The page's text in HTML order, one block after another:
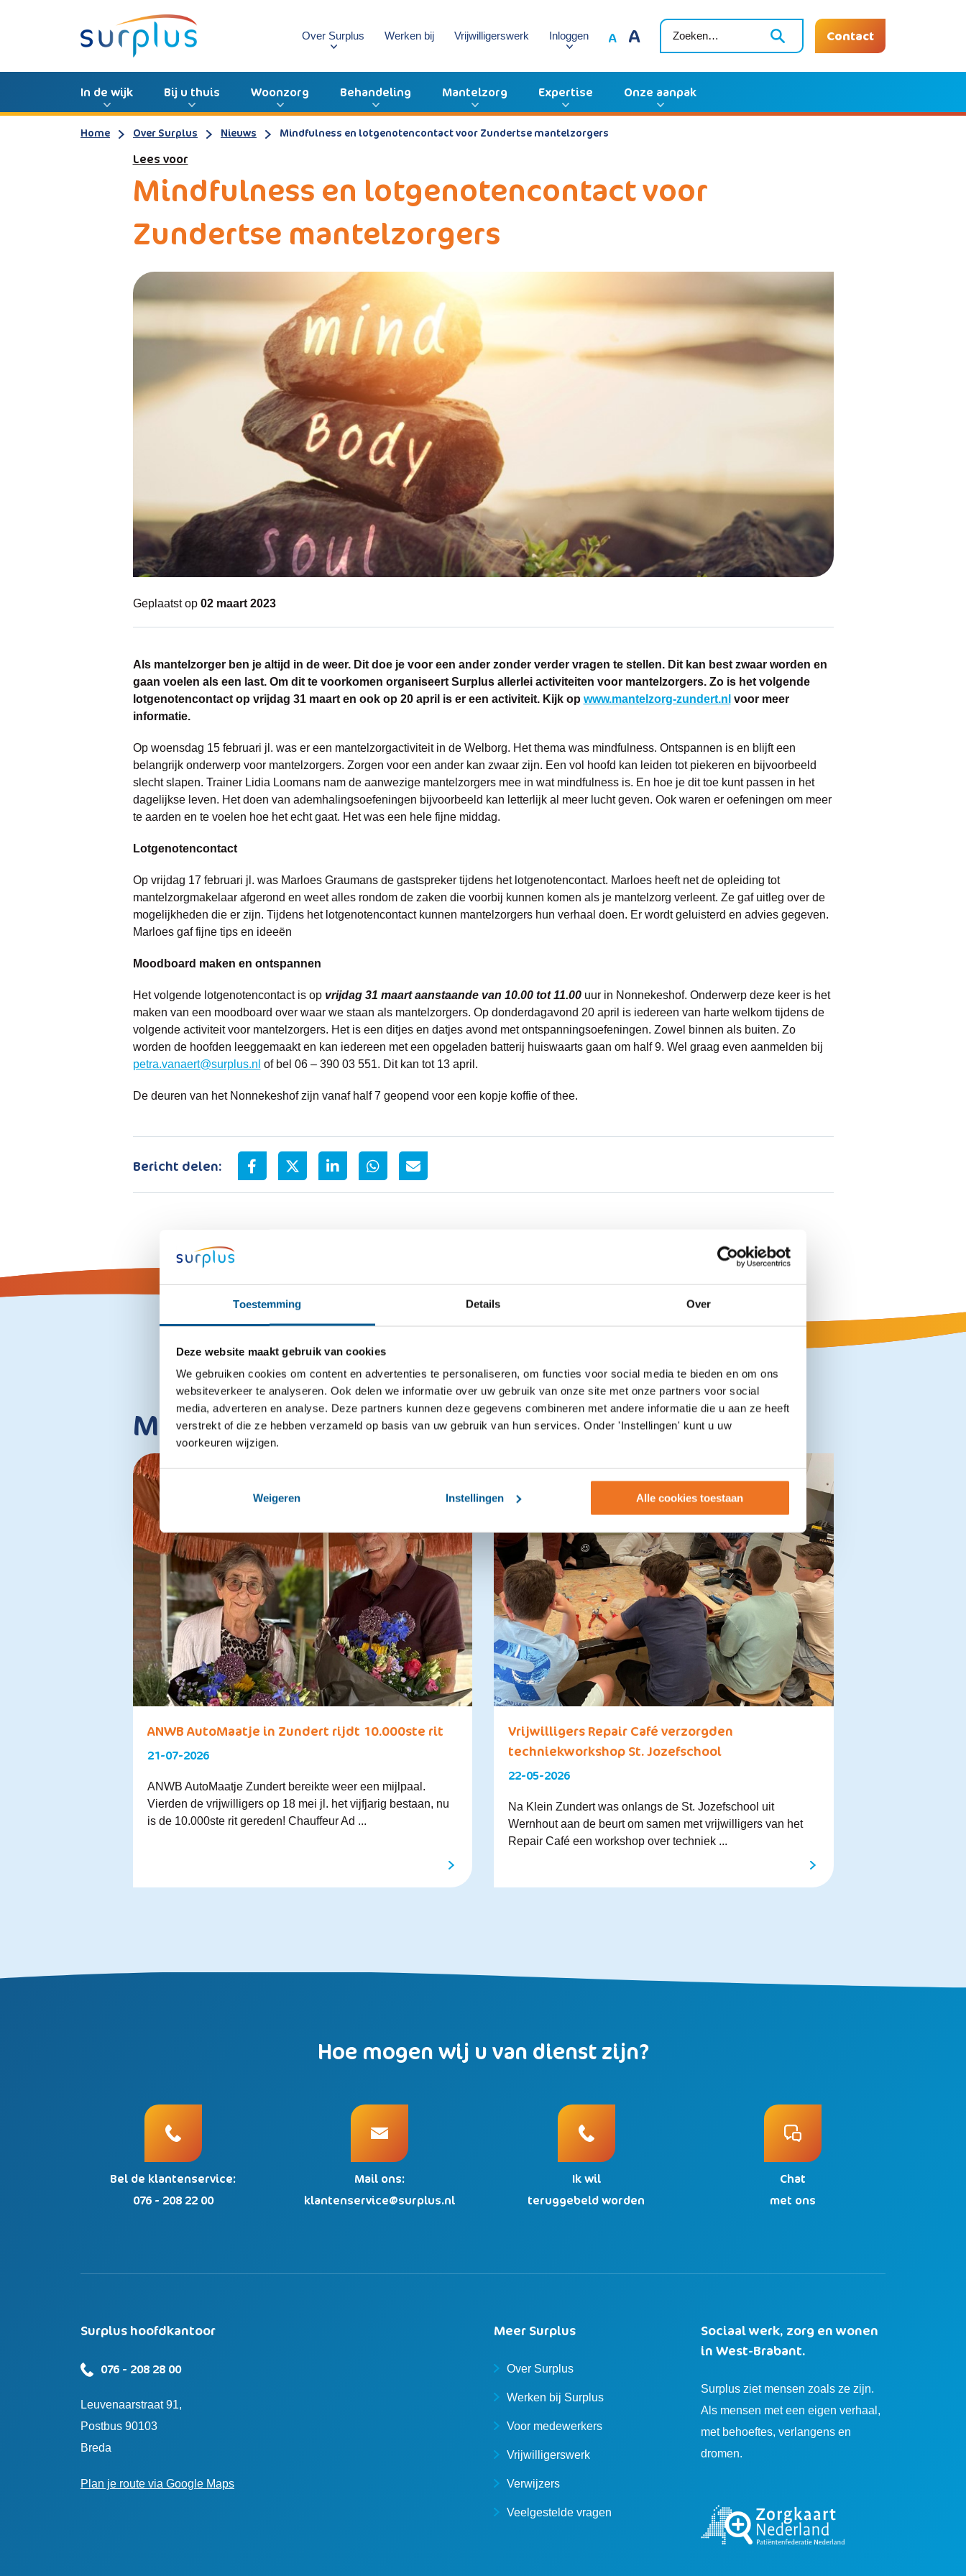
Toestemming Details Over
Deze website maakt gebruik van cookies
We gebruiken cookies om content en advertenties te personaliseren, om functies voor social media te bieden en om ons
websiteverkeer te analyseren. Ook delen we informatie over uw gebruik van onze site met onze partners voor social
media, adverteren en analyse. Deze partners kunnen deze gegevens combineren met andere informatie die u aan ze heeft
verstrekt of die ze hebben verzameld op basis van uw gebruik van hun services. Onder 'Instellingen' kunt u uw
voorkeuren wijzigen.
Weigeren Instellingen Alle cookies toestaan
Over Surplus Werken bij Vrijwilligerswerk Inloggen A A Contact
In de wijk Bij u thuis Woonzorg Behandeling Mantelzorg Expertise Onze aanpak
Home Over Surplus Nieuws Mindfulness en lotgenotencontact voor Zundertse mantelzorgers
Lees voor
Mindfulness en lotgenotencontact voor
Zundertse mantelzorgers
Geplaatst op 02 maart 2023
Als mantelzorger ben je altijd in de weer. Dit doe je voor een ander zonder verder vragen te stellen. Dit kan best zwaar worden en
gaan voelen als een last. Om dit te voorkomen organiseert Surplus allerlei activiteiten voor mantelzorgers. Zo is het volgende
lotgenotencontact op vrijdag 31 maart en ook op 20 april is er een activiteit. Kijk op www.mantelzorg-zundert.nl voor meer
informatie.
Op woensdag 15 februari jl. was er een mantelzorgactiviteit in de Welborg. Het thema was mindfulness. Ontspannen is en blijft een
belangrijk onderwerp voor mantelzorgers. Zorgen voor een ander kan zwaar zijn. Een vol hoofd kan leiden tot piekeren en bijvoorbeeld
slecht slapen. Trainer Lidia Loomans nam de aanwezige mantelzorgers mee in wat mindfulness is. En hoe je dit toe kunt passen in het
dagelijkse leven. Het doen van ademhalingsoefeningen bijvoorbeeld kan letterlijk al meer lucht geven. Ook waren er oefeningen om meer
te aarden en te voelen hoe het echt gaat. Het was een hele fijne middag.
Lotgenotencontact
Op vrijdag 17 februari jl. was Marloes Graumans de gastspreker tijdens het lotgenotencontact. Marloes heeft net de opleiding tot
mantelzorgmakelaar afgerond en weet alles rondom de zaken die voorbij kunnen komen als je mantelzorg verleent. Ze gaf uitleg over de
mogelijkheden die er zijn. Tijdens het lotgenotencontact kunnen mantelzorgers hun verhaal doen. Er wordt geluisterd en advies gegeven.
Marloes gaf fijne tips en ideeën
Moodboard maken en ontspannen
Het volgende lotgenotencontact is op vrijdag 31 maart aanstaande van 10.00 tot 11.00uur in Nonnekeshof. Onderwerp deze keer is het
maken van een moodboard over waar we staan als mantelzorgers. Op donderdagavond 20 april is iedereen van harte welkom tijdens de
volgende activiteit voor mantelzorgers. Het is een ditjes en datjes avond met ontspanningsoefeningen. Zowel binnen als buiten. Zo
worden de hoofden leeggemaakt en kan iedereen met een opgeladen batterij huiswaarts gaan om half 9. Wel graag even aanmelden bij
petra.vanaert@surplus.nl of bel 06 – 390 03 551. Dit kan tot 13 april.
De deuren van het Nonnekeshof zijn vanaf half 7 geopend voor een kopje koffie of thee.
Bericht delen:
Meer interessant nieuws
ANWB AutoMaatje in Zundert rijdt 10.000ste rit
21-07-2026
ANWB AutoMaatje Zundert bereikte weer een mijlpaal.
Vierden de vrijwilligers op 18 mei jl. het vijfjarig bestaan, nu
is de 10.000ste rit gereden! Chauffeur Ad ...
Vrijwilligers Repair Café verzorgden
techniekworkshop St. Jozefschool
22-05-2026
Na Klein Zundert was onlangs de St. Jozefschool uit
Wernhout aan de beurt om samen met vrijwilligers van het
Repair Café een workshop over techniek ...
Hoe mogen wij u van dienst zijn?
Bel de klantenservice:
076 - 208 22 00
Mail ons:
klantenservice@surplus.nl
Ik wil
teruggebeld worden
Chat
met ons
Surplus hoofdkantoor
076 - 208 28 00
Leuvenaarstraat 91,
Postbus 90103
Breda
Plan je route via Google Maps
Meer Surplus
Over Surplus
Werken bij Surplus
Voor medewerkers
Vrijwilligerswerk
Verwijzers
Veelgestelde vragen
Sociaal werk, zorg en wonen
in West-Brabant.
Surplus ziet mensen zoals ze zijn.
Als mensen met een eigen verhaal,
met behoeftes, verlangens en
dromen.